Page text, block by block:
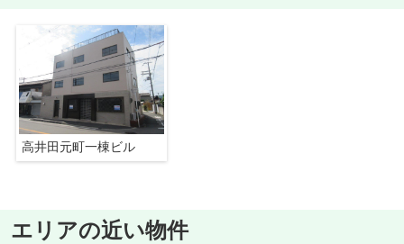
高井田元町一棟ビル
エリアの近い物件